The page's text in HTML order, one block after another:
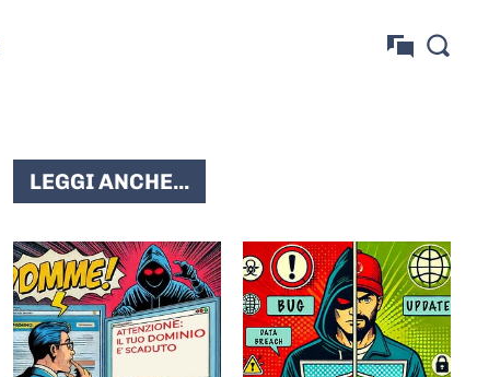
LEGGI ANCHE...